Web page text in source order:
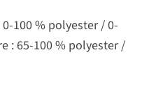
100 % polyester / 0-
: 65-100 % polyester /